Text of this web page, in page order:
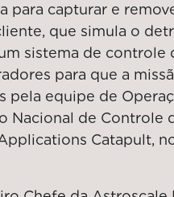
para capturar e
que simula o
sistema de controle
para que a
pela equipe de
Nacional de Controle
Catapult,